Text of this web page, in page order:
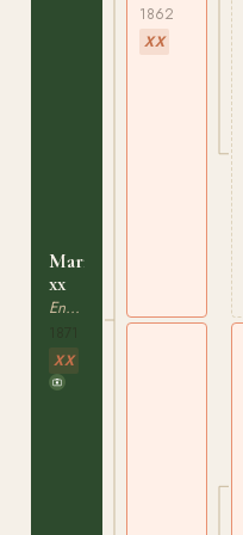
Marian
xx
Engelskt Fullblod
XX
1862
XX